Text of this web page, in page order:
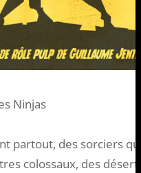
Ninjas
partout, des sorciers
colossaux, des